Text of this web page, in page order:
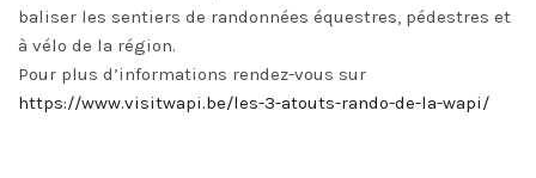
baliser les sentiers de randonnées équestres, pédestres et
à vélo de la région.
Pour plus d’informations rendez-vous sur
https://www.visitwapi.be/les-3-atouts-rando-de-la-wapi/